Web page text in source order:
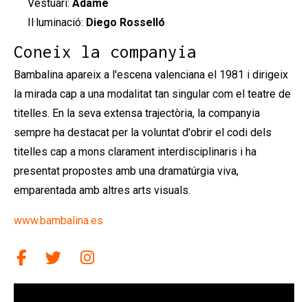
Vestuari: Adame
Il·luminació: Diego Rosselló
Coneix la companyia
Bambalina apareix a l'escena valenciana el 1981 i dirigeix
la mirada cap a una modalitat tan singular com el teatre de
titelles. En la seva extensa trajectòria, la companyia
sempre ha destacat per la voluntat d'obrir el codi dels
titelles cap a mons clarament interdisciplinaris i ha
presentat propostes amb una dramatúrgia viva,
emparentada amb altres arts visuals.
www.bambalina.es
Link a facebook
Link a twitter
Link a instagram